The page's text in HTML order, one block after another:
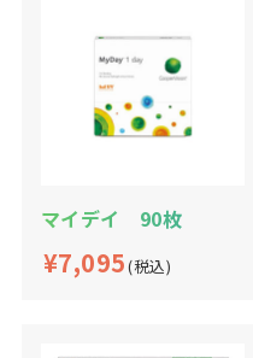
マイデイ 90枚
¥7,095(税込)